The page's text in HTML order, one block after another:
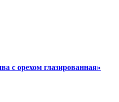
с орехом глазированная»